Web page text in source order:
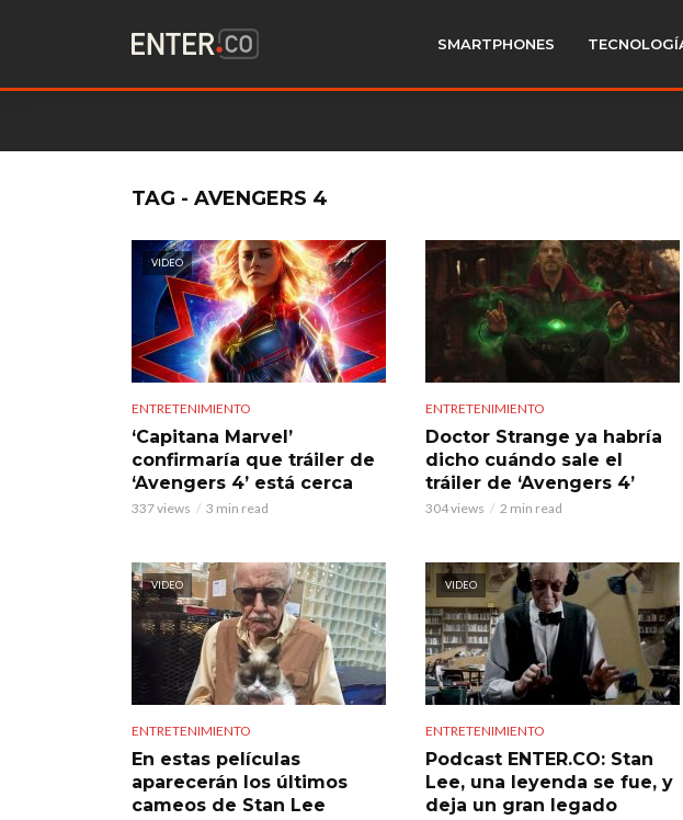
SMARTPHONES
TAG - AVENGERS 4
VIDEO
ENTRETENIMIENTO
‘Capitana Marvel’
confirmaría que tráiler de
‘Avengers 4’ está cerca
337 views 3 min read
ENTRETENIMIENTO
Doctor Strange ya habría
dicho cuándo sale el
tráiler de ‘Avengers 4’
304 views 2 min read
VIDEO
ENTRETENIMIENTO
En estas películas
aparecerán los últimos
cameos de Stan Lee
VIDEO
ENTRETENIMIENTO
Podcast ENTER.CO: Stan
Lee, una leyenda se fue, y
deja un gran legado